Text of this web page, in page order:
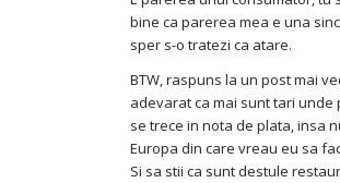
bine ca parerea mea e una
sper s-o tratezi ca atare.
BTW, raspuns la un post mai
adevarat ca mai sunt tari unde
se trece in nota de plata, insa
Europa din care vreau eu sa
Si sa stii ca sunt destule